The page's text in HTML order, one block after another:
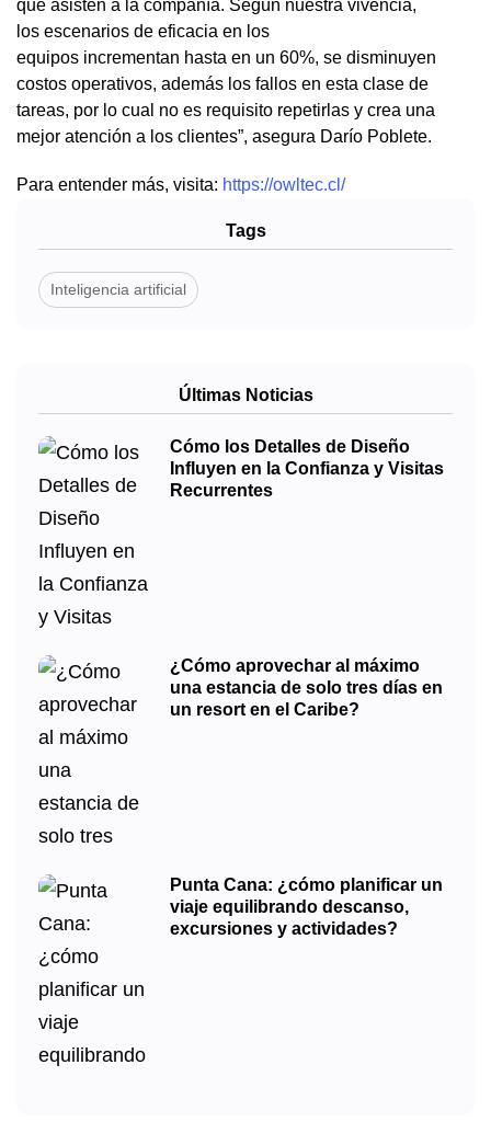
que asisten a la compañía. Según nuestra vivencia,
los escenarios de eficacia en los
equipos incrementan hasta en un 60%, se disminuyen
costos operativos, además los fallos en esta clase de
tareas, por lo cual no es requisito repetirlas y crea una
mejor atención a los clientes”, asegura Darío Poblete.
Para entender más, visita: https://owltec.cl/
Tags
Inteligencia artificial
Últimas Noticias
Cómo los Detalles de Diseño
Influyen en la Confianza y Visitas
Recurrentes
¿Cómo aprovechar al máximo
una estancia de solo tres días en
un resort en el Caribe?
Punta Cana: ¿cómo planificar un
viaje equilibrando descanso,
excursiones y actividades?